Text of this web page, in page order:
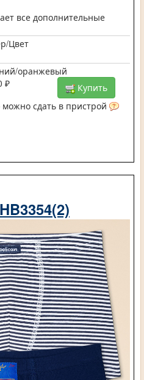
все дополнительные
Цвет
оранжевый
₽
Купить
можно сдать в пристрой